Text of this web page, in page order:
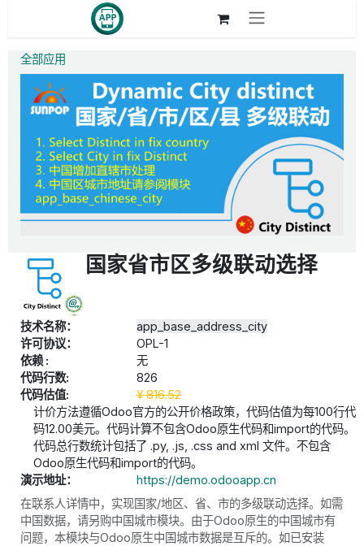
全部应用
国家省市区多级联动选择
技术名称：
app_base_address_city
许可协议：
OPL-1
依赖 :
无
代码行数:
826
代码估值:
¥816.52
计价方法遵循Odoo官方的公开价格政策，代码估值为每100行代
码12.00美元。代码计算不包含Odoo原生代码和import的代码。
代码总行数统计包括了 .py, .js, .css and xml 文件。不包含
Odoo原生代码和import的代码。
演示地址：
https://demo.odooapp.cn
在联系人详情中，实现国家/地区、省、市的多级联动选择。如需
中国数据，请另购中国城市模块。由于Odoo原生的中国城市有
问题，本模块与Odoo原生中国城市数据是互斥的。如已安装